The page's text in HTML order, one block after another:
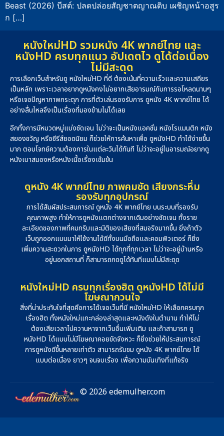
Beast (2026) บีสต์: ปลดปล่อยสัญชาตญาณดิบ เผชิญหน้าอสูร
ก […]
หนังใหม่HD รวมหนัง 4K พากย์ไทย และ
หนังHD ครบทุกแนว อัปเดตไว ดูได้ต่อเนื่อง
ไม่มีสะดุด
การเลือกเว็บสำหรับดู หนังใหม่HD ที่ดี ต้องเน้นที่ความเร็วและความเสถียร
เป็นหลัก เพราะเวลาอยากดูหนังคงไม่อยากเสียอารมณ์กับการรอโหลดนานๆ
หรือเจอปัญหาภาพกระตุก การที่ตัวเล่นรองรับการ ดูหนัง 4K พากย์ไทย ได้
อย่างลื่นไหลจึงเป็นเรื่องที่มองข้ามไม่ได้เลย
อีกทั้งการมีหมวดหมู่แบ่งชัดเจน ไม่ว่าจะเป็นหนังแอคชั่น หนังโรแมนติก หนัง
สยองขวัญ หรือซีรีส์ยอดนิยม ก็ช่วยให้การค้นหาเพื่อ ดูหนังHD ทำได้ง่ายขึ้น
มาก ตอบโจทย์ความต้องการในแต่ละวันได้ทันที ไม่ว่าจะอยู่ในอารมณ์อยากดู
หนังเบาสมองหรือหนังเนื้อเรื่องเข้มข้น
ดูหนัง 4K พากย์ไทย ภาพคมชัด เสียงกระหึ่ม
รองรับทุกอุปกรณ์
การได้สัมผัสประสบการณ์ ดูหนัง 4K พากย์ไทย บนระบบที่รองรับ
คุณภาพสูง ทำให้การดูหนังแตกต่างจากเดิมอย่างชัดเจน ทั้งราย
ละเอียดของภาพที่คมกริบและมิติของเสียงที่สมจริงมากขึ้น ยิ่งถ้าตัว
เว็บถูกออกแบบมาให้ใช้งานได้ดีทั้งบนมือถือและคอมพิวเตอร์ ก็ยิ่ง
เพิ่มความสะดวกในการ ดูหนังHD ได้ทุกที่ทุกเวลา ไม่ว่าจะอยู่บ้านหรือ
อยู่นอกสถานที่ ก็สามารถกดดูได้ทันทีแบบไม่มีสะดุด
หนังใหม่HD ครบทุกเรื่องฮิต ดูหนังHD ได้ไม่มี
โฆษณากวนใจ
สิ่งที่น่าประทับใจที่สุดคือการได้เจอเว็บที่มี หนังใหม่HD ให้เลือกครบทุก
เรื่องฮิต ทั้งหนังใหม่แกะกล่องล่าสุดและหนังดังในตำนาน ทำให้ไม่
ต้องเสียเวลาไปควานหาจากเว็บอื่นเพิ่มเติม และถ้าสามารถ ดู
หนังHD ได้แบบไม่มีโฆษณาคอยขัดจังหวะ ก็ยิ่งช่วยให้ประสบการณ์
การดูหนังดีขึ้นหลายเท่าตัว สามารถรับชม ดูหนัง 4K พากย์ไทย ได้
แบบต่อเนื่อง ยาวๆ จนจบเรื่อง เพื่อความบันเทิงที่แท้จริง
© 2026 edemulher.com